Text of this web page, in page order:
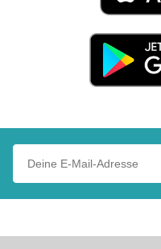
App
Jetzt
Google